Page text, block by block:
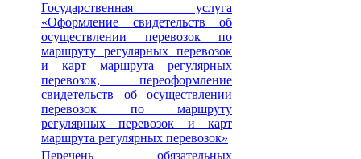
Государственная услуга
«Оформление свидетельств об
осуществлении перевозок по
маршруту регулярных перевозок
и карт маршрута регулярных
перевозок, переоформление
свидетельств об осуществлении
перевозок по маршруту
регулярных перевозок и карт
маршрута регулярных перевозок»
Перечень обязательных